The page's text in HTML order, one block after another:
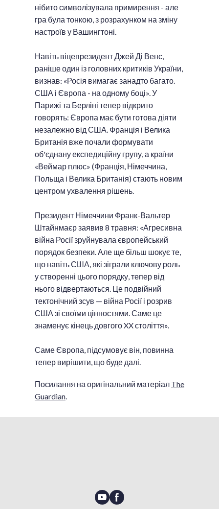
нібито символізувала примирення - але
гра була тонкою, з розрахунком на зміну
настроїв у Вашингтоні.
Навіть віцепрезидент Джей Ді Венс,
раніше один із головних критиків України,
визнав: «Росія вимагає занадто багато.
США і Європа - на одному боці». У
Парижі та Берліні тепер відкрито
говорять: Європа має бути готова діяти
незалежно від США. Франція і Велика
Британія вже почали формувати
об'єднану експедиційну групу, а країни
«Веймар плюс» (Франція, Німеччина,
Польща і Велика Британія) стають новим
центром ухвалення рішень.
Президент Німеччини Франк-Вальтер
Штайнмаєр заявив 8 травня: «Агресивна
війна Росії зруйнувала європейський
порядок безпеки. Але ще більш шокує те,
що навіть США, які зіграли ключову роль
у створенні цього порядку, тепер від
нього відвертаються. Це подвійний
тектонічний зсув — війна Росії і розрив
США зі своїми цінностями. Саме це
знаменує кінець довгого XX століття».
Саме Європа, підсумовує він, повинна
тепер вирішити, що буде далі.
Посилання на оригінальний матеріал The
Guardian.